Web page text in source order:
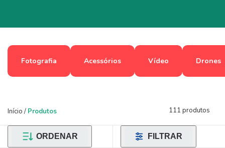
Fotografia Acessórios Vídeo Drones
Início / Produtos 111 produtos
ORDENAR FILTRAR